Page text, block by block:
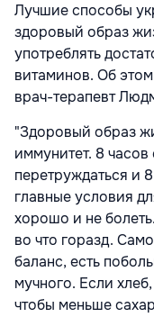
Лучшие способы
здоровый образ
употреблять
витаминов. Об
врач-терапевт
"Здоровый образ
иммунитет. 8
перетруждаться и
главные условия
хорошо и не
во что горазд.
баланс, есть
мучного. Если
чтобы меньше